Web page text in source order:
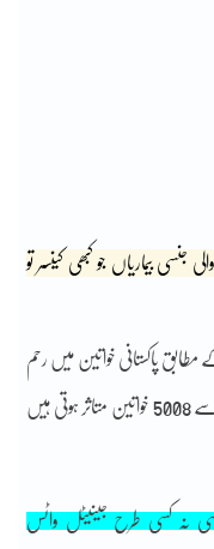
جنسی بیماریاں جو کبھی کینسر تو
پاکستانی خواتین میں رحم
یا سرویکل کینسر تیسرا بڑا کینسر ہے اور ہر سال اس سے 5008 خواتین متاثر ہوتی ہیں
نہ کسی طرح جینیٹل واٹس